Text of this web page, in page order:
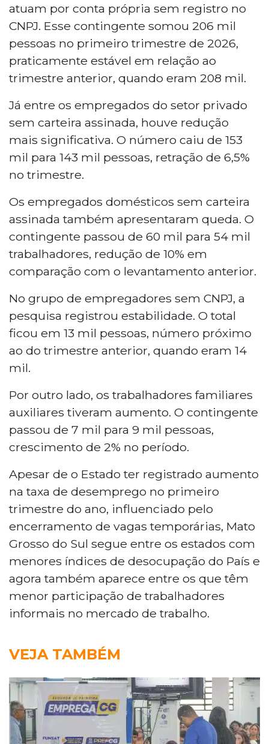
atuam por conta própria sem registro no
CNPJ. Esse contingente somou 206 mil
pessoas no primeiro trimestre de 2026,
praticamente estável em relação ao
trimestre anterior, quando eram 208 mil.
Já entre os empregados do setor privado
sem carteira assinada, houve redução
mais significativa. O número caiu de 153
mil para 143 mil pessoas, retração de 6,5%
no trimestre.
Os empregados domésticos sem carteira
assinada também apresentaram queda. O
contingente passou de 60 mil para 54 mil
trabalhadores, redução de 10% em
comparação com o levantamento anterior.
No grupo de empregadores sem CNPJ, a
pesquisa registrou estabilidade. O total
ficou em 13 mil pessoas, número próximo
ao do trimestre anterior, quando eram 14
mil.
Por outro lado, os trabalhadores familiares
auxiliares tiveram aumento. O contingente
passou de 7 mil para 9 mil pessoas,
crescimento de 2% no período.
Apesar de o Estado ter registrado aumento
na taxa de desemprego no primeiro
trimestre do ano, influenciado pelo
encerramento de vagas temporárias, Mato
Grosso do Sul segue entre os estados com
menores índices de desocupação do País e
agora também aparece entre os que têm
menor participação de trabalhadores
informais no mercado de trabalho.
VEJA TAMBÉM